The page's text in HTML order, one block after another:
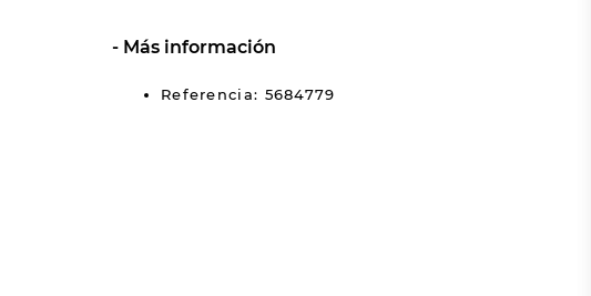
Más información
Referencia: 5684779